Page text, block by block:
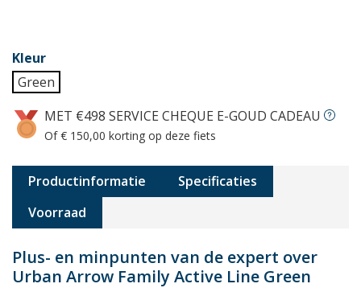
Kleur
Green
MET €498 SERVICE CHEQUE E-GOUD CADEAU
Of € 150,00 korting op deze fiets
Productinformatie
Specificaties
Voorraad
Plus- en minpunten van de expert over
Urban Arrow Family Active Line Green